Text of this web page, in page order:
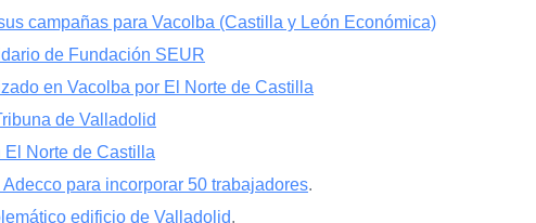
campañas para Vacolba (Castilla y León Económica)
de Fundación SEUR
en Vacolba por El Norte de Castilla
de Valladolid
El Norte de Castilla
para incorporar 50 trabajadores.
edificio de Valladolid.